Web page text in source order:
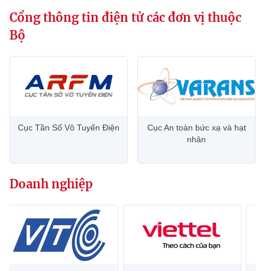
MINISTRY OF SCIENCE AND TECHNOLOGY
Điều khoản sử dụng
Cơ quan chủ quản: Bộ Khoa học và Công nghệ (MST)
Chịu trách nhiệm nội dung: Nguyễn Thị Hải Hằng
Giám đốc Trung tâm Truyền thông Khoa học và Công nghệ.
Địa chỉ: Ban Biên tập Cổng TTĐT - 18 Nguyễn Du, TP. Hà Nội
©2026 Bản quyền thuộc Bộ Khoa Học và Công Nghệ
(Ghi rõ nguồn "https://mst.gov.vn" khi phát hành lại thông tin từ
Cổng thông tin điện tử các đơn vị thuộc
Bộ
Cục Tần Số Vô Tuyến Điện
Cục An toàn bức xạ và hạt
nhân
Doanh nghiệp